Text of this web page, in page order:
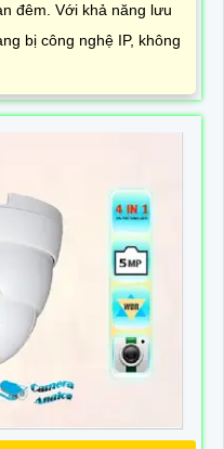
đêm. Với khả năng lưu
bị công nghệ IP, không